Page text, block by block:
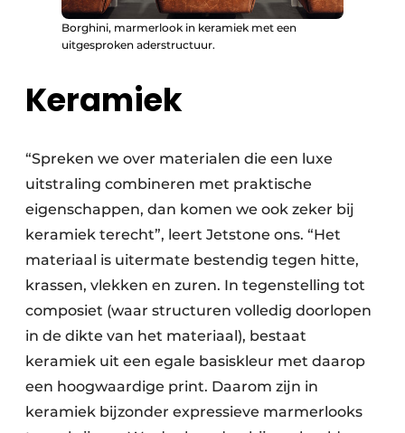
Borghini, marmerlook in keramiek met een
uitgesproken aderstructuur.
Keramiek
“Spreken we over materialen die een luxe
uitstraling combineren met praktische
eigenschappen, dan komen we ook zeker bij
keramiek terecht”, leert Jetstone ons. “Het
materiaal is uitermate bestendig tegen hitte,
krassen, vlekken en zuren. In tegenstelling tot
composiet (waar structuren volledig doorlopen
in de dikte van het materiaal), bestaat
keramiek uit een egale basiskleur met daarop
een hoogwaardige print. Daarom zijn in
keramiek bijzonder expressieve marmerlooks